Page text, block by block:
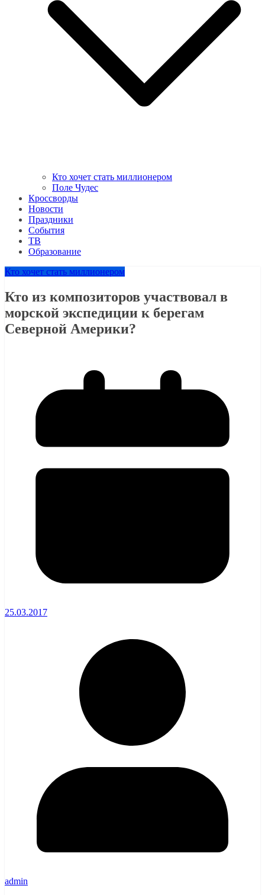
Кто хочет стать миллионером
Поле Чудес
Кроссворды
Новости
Праздники
События
ТВ
Образование
Кто хочет стать миллионером
Кто из композиторов участвовал в
морской экспедиции к берегам
Северной Америки?
25.03.2017
admin